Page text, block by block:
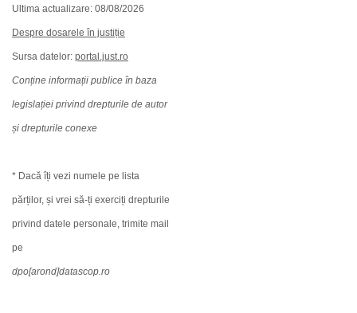
Ultima actualizare: 08/08/2026
Despre dosarele în justiție
Sursa datelor: portal.just.ro
Conține informații publice în baza
legislației privind drepturile de autor
și drepturile conexe
* Dacă îți vezi numele pe lista
părților, și vrei să-ți exerciți drepturile
privind datele personale, trimite mail
pe
dpo[arond]datascop.ro